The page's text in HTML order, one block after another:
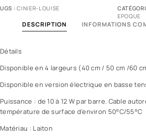
UGS :CINIER-LOUISE
EPOQUE
DESCRIPTION INFORMATIONS
Détails
Disponible en 4 largeurs (40 cm / 50 cm /60
Disponible en version électrique en basse
Puissance : de 10 à 12 W par barre. Cable
température de surface d’environ 50°C/55°C
Matériau : Laiton